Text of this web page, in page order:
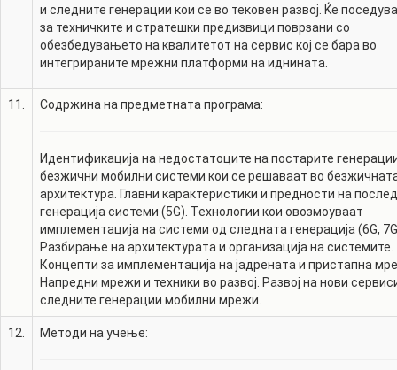
и следните генерации кои се во тековен развој. Ќе
за техничките и стратешки предизвици поврзани со
обезбедувањето на квалитетот на сервис кој се бара во
интегрираните мрежни платформи на иднината.
11. Содржина на предметната програма:
Идентификација на недостатоците на постарите
безжични мобилни системи кои се решаваат во
архитектура. Главни карактеристики и предности на
генерација системи (5G). Технологии кои овозмоуваат
имплементација на системи од следната генерација (6G,
Разбирање на архитектурата и организација на системите.
Концепти за имплементација на јадрената и пристапна
Напредни мрежи и техники во развој. Развој на нови
следните генерации мобилни мрежи.
12. Методи на учење: